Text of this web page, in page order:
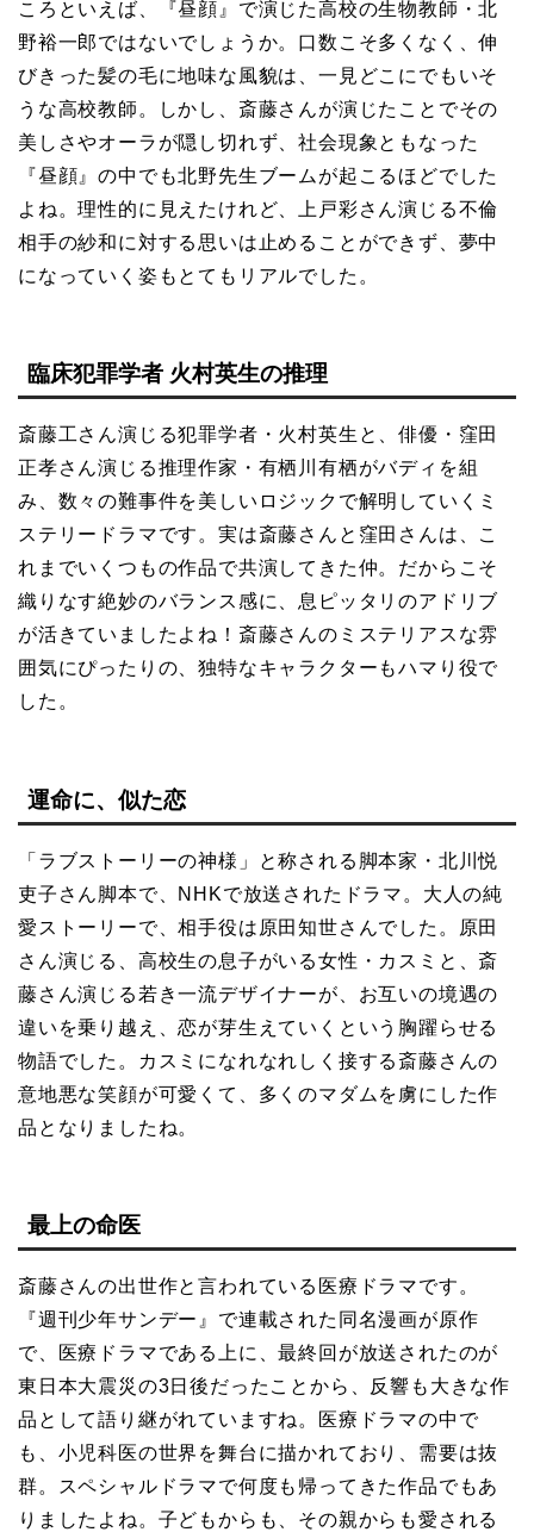
ころといえば、『昼顔』で演じた高校の生物教師・北
野裕一郎ではないでしょうか。口数こそ多くなく、伸
びきった髪の毛に地味な風貌は、一見どこにでもいそ
うな高校教師。しかし、斎藤さんが演じたことでその
美しさやオーラが隠し切れず、社会現象ともなった
『昼顔』の中でも北野先生ブームが起こるほどでした
よね。理性的に見えたけれど、上戸彩さん演じる不倫
相手の紗和に対する思いは止めることができず、夢中
になっていく姿もとてもリアルでした。
臨床犯罪学者 火村英生の推理
斎藤工さん演じる犯罪学者・火村英生と、俳優・窪田
正孝さん演じる推理作家・有栖川有栖がバディを組
み、数々の難事件を美しいロジックで解明していくミ
ステリードラマです。実は斎藤さんと窪田さんは、こ
れまでいくつもの作品で共演してきた仲。だからこそ
織りなす絶妙のバランス感に、息ピッタリのアドリブ
が活きていましたよね！斎藤さんのミステリアスな雰
囲気にぴったりの、独特なキャラクターもハマり役で
した。
運命に、似た恋
「ラブストーリーの神様」と称される脚本家・北川悦
吏子さん脚本で、NHKで放送されたドラマ。大人の純
愛ストーリーで、相手役は原田知世さんでした。原田
さん演じる、高校生の息子がいる女性・カスミと、斎
藤さん演じる若き一流デザイナーが、お互いの境遇の
違いを乗り越え、恋が芽生えていくという胸躍らせる
物語でした。カスミになれなれしく接する斎藤さんの
意地悪な笑顔が可愛くて、多くのマダムを虜にした作
品となりましたね。
最上の命医
斎藤さんの出世作と言われている医療ドラマです。
『週刊少年サンデー』で連載された同名漫画が原作
で、医療ドラマである上に、最終回が放送されたのが
東日本大震災の3日後だったことから、反響も大きな作
品として語り継がれていますね。医療ドラマの中で
も、小児科医の世界を舞台に描かれており、需要は抜
群。スペシャルドラマで何度も帰ってきた作品でもあ
りましたよね。子どもからも、その親からも愛される